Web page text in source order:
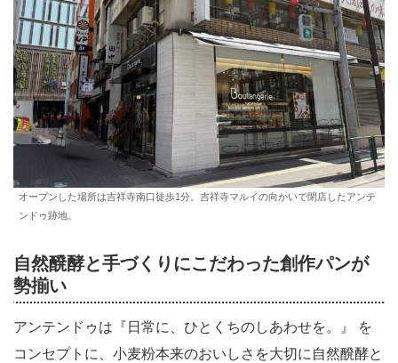
オープンした場所は吉祥寺南口徒歩1分。吉祥寺マルイの向かいで閉店したアンテ
ンドゥ跡地。
自然醗酵と手づくりにこだわった創作パンが
勢揃い
アンテンドゥは『日常に、ひとくちのしあわせを。』 を
コンセプトに、小麦粉本来のおいしさを大切に自然醗酵と